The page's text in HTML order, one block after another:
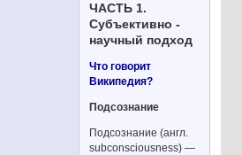
ЧАСТЬ 1.
Субъективно -
научный подход
Что говорит
Википедия?
Подсознание
Подсознание (англ.
subconsciousness) —